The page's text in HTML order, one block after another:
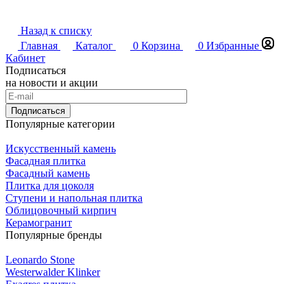
Назад к списку
Главная
Каталог 0 Корзина 0 Избранные
Кабинет
Подписаться
на новости и акции
Подписаться
Популярные категории
Искусственный камень
Фасадная плитка
Фасадный камень
Плитка для цоколя
Ступени и напольная плитка
Облицовочный кирпич
Керамогранит
Популярные бренды
Leonardo Stone
Westerwalder Klinker